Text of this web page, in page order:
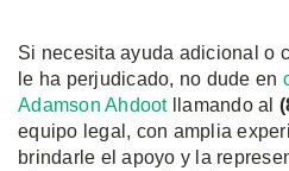
Si necesita ayuda adicional o
le ha perjudicado, no dude en
Adamson Ahdootllamando al
equipo legal, con amplia
brindarle el apoyo y la